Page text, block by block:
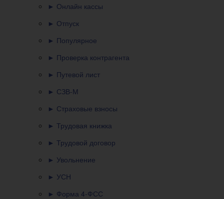
► Онлайн кассы
► Отпуск
► Популярное
► Проверка контрагента
► Путевой лист
► СЗВ-М
► Страховые взносы
► Трудовая книжка
► Трудовой договор
► Увольнение
► УСН
► Форма 4-ФСС